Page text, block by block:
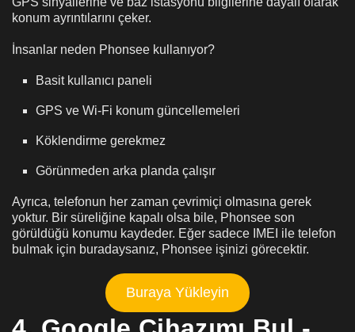
konum ayrıntılarını çeker.
İnsanlar neden Phonsee kullanıyor?
Basit kullanıcı paneli
GPS ve Wi-Fi konum güncellemeleri
Köklendirme gerekmez
Görünmeden arka planda çalışır
Ayrıca, telefonun her zaman çevrimiçi olmasına gerek
yoktur. Bir süreliğine kapalı olsa bile, Phonsee son
görüldüğü konumu kaydeder. Eğer sadece IMEI ile telefon
bulmak için buradaysanız, Phonsee işinizi görecektir.
Buraya Yükleyin